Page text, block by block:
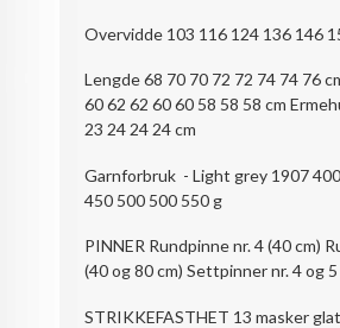
Overvidde 103 116 124 136 146
Lengde 68 70 70 72 72 74 74 76
60 62 62 60 60 58 58 58 cm
23 24 24 24 cm
Garnforbruk - Light grey 1907
450 500 500 550 g
PINNER Rundpinne nr. 4 (40 cm)
(40 og 80 cm) Settpinner nr. 4 og 5
STRIKKEFASTHET 13 masker